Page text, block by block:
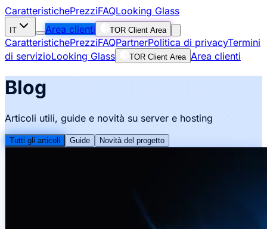
CaratteristichePrezziFAQLooking Glass
IT Area clienti TOR Client Area
CaratteristichePrezziFAQPartnerPolitica di privacyTermini
di servizioLooking Glass TOR Client Area Area clienti
Blog
Articoli utili, guide e novità su server e hosting
Tutti gli articoli Guide Novità del progetto